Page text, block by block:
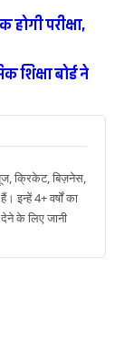
परीक्षा,
शिक्षा बोर्ड ने
क्रिकेट, बिज़नेस,
इन्हें 4+ वर्षों का
के लिए जानी